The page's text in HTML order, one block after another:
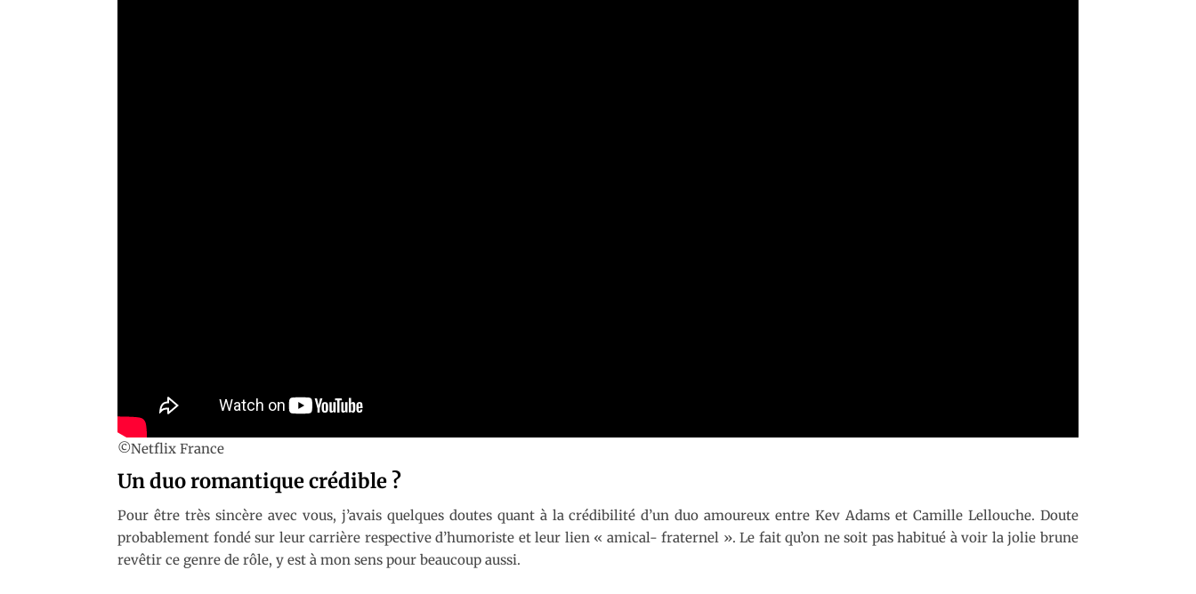
©Netflix France
Un duo romantique crédible ?
Pour être très sincère avec vous, j’avais quelques doutes quant à la crédibilité d’un duo amoureux entre Kev Adams et Camille Lellouche. Doute
probablement fondé sur leur carrière respective d’humoriste et leur lien « amical- fraternel ». Le fait qu’on ne soit pas habitué à voir la jolie brune
revêtir ce genre de rôle, y est à mon sens pour beaucoup aussi.